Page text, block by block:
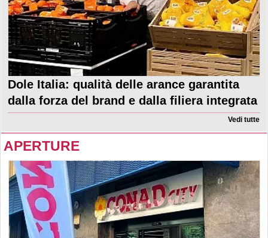
Dole Italia: qualità delle arance garantita
dalla forza del brand e dalla filiera integrata
Vedi tutte
APERTURE